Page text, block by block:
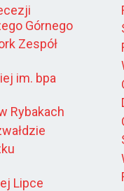
Górnego
Zespół
im. bpa
Rybakach
Lipce